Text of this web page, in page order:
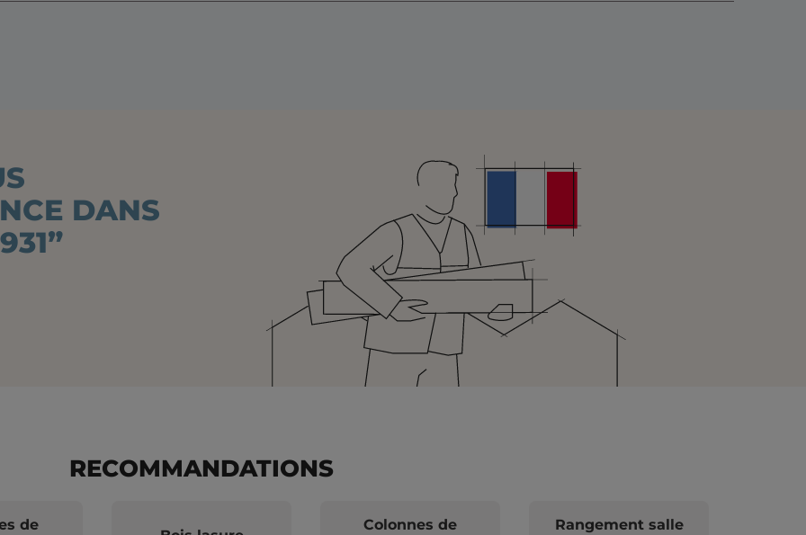
DANS
RECOMMANDATIONS
de
Colonnes de
Rangement salle